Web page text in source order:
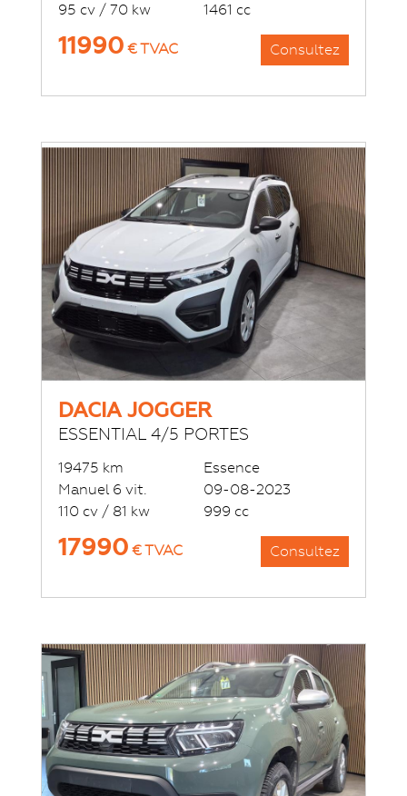
95 cv / 70 kw
1461 cc
Consultez
11990€ TVAC
DACIA JOGGER
ESSENTIAL 4/5 PORTES
19475 km
Manuel 6 vit.
110 cv / 81 kw
Essence
09-08-2023
999 cc
Consultez
17990€ TVAC